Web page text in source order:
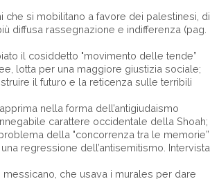
che si mobilitano a favore dei palestinesi, di
diffusa rassegnazione e indifferenza (pag.
il cosiddetto "movimento delle tende”
lotta per una maggiore giustizia sociale;
il futuro e la reticenza sulle terribili
nella forma dell’antigiudaismo
carattere occidentale della Shoah;
della "concorrenza tra le memorie”
regressione dell’antisemitismo. Intervista
messicano, che usava i murales per dare